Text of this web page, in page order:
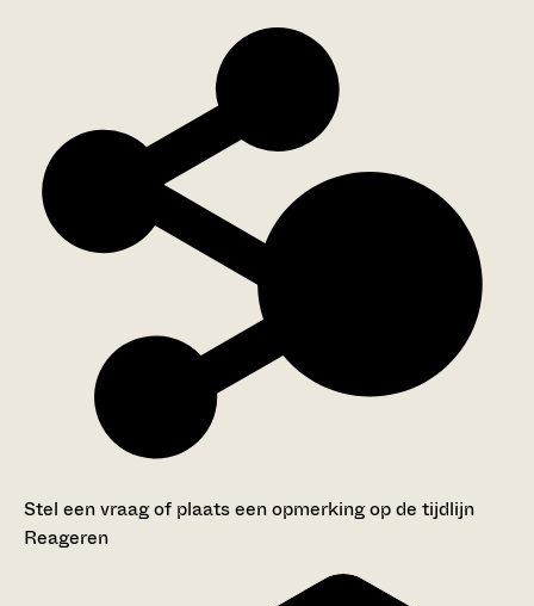
Stel een vraag of plaats een opmerking op de tijdlijn
Reageren